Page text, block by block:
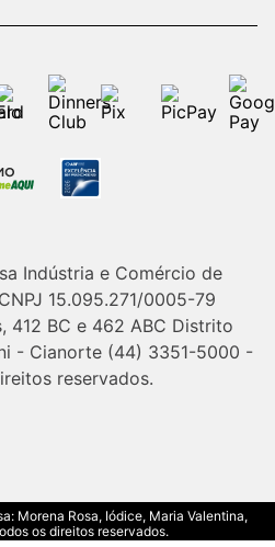
Indústria e Comércio de
15.095.271/0005-79
412 BC e 462 ABC Distrito
- Cianorte (44) 3351-5000 -
reservados.
Morena Rosa, Iódice, Maria Valentina,
os direitos reservados.